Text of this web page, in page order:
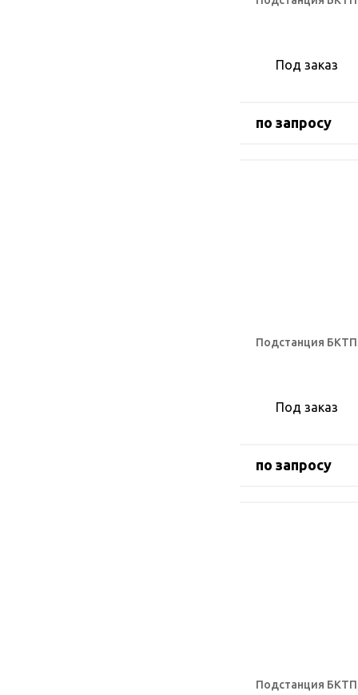
Под заказ
по запросу
Подстанция
Под заказ
по запросу
Подстанция